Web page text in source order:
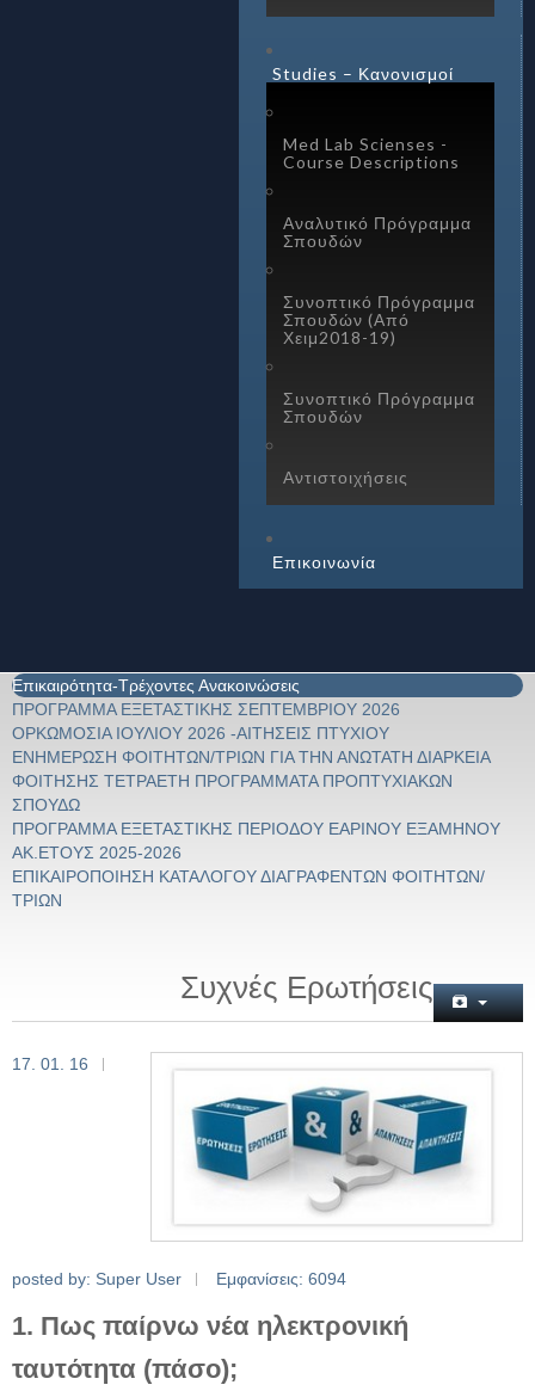
Studies – Κανονισμοί
Med Lab Scienses -
Course Descriptions
Αναλυτικό Πρόγραμμα
Σπουδών
Συνοπτικό Πρόγραμμα
Σπουδών (Από
Χειμ2018-19)
Συνοπτικό Πρόγραμμα
Σπουδών
Αντιστοιχήσεις
Επικοινωνία
Επικαιρότητα-Τρέχοντες Ανακοινώσεις
ΠΡΟΓΡΑΜΜΑ ΕΞΕΤΑΣΤΙΚΗΣ ΣΕΠΤΕΜΒΡΙΟΥ 2026
ΟΡΚΩΜΟΣΙΑ ΙΟΥΛΙΟΥ 2026 -ΑΙΤΗΣΕΙΣ ΠΤΥΧΙΟΥ
ΕΝΗΜΕΡΩΣΗ ΦΟΙΤΗΤΩΝ/ΤΡΙΩΝ ΓΙΑ ΤΗΝ ΑΝΩΤΑΤΗ ΔΙΑΡΚΕΙΑ
ΦΟΙΤΗΣΗΣ ΤΕΤΡΑΕΤΗ ΠΡΟΓΡΑΜΜΑΤΑ ΠΡΟΠΤΥΧΙΑΚΩΝ
ΣΠΟΥΔΩ
ΠΡΟΓΡΑΜΜΑ ΕΞΕΤΑΣΤΙΚΗΣ ΠΕΡΙΟΔΟΥ ΕΑΡΙΝΟΥ ΕΞΑΜΗΝΟΥ
ΑΚ.ΕΤΟΥΣ 2025-2026
ΕΠΙΚΑΙΡΟΠΟΙΗΣΗ ΚΑΤΑΛΟΓΟΥ ΔΙΑΓΡΑΦΕΝΤΩΝ ΦΟΙΤΗΤΩΝ/
ΤΡΙΩΝ
Συχνές Ερωτήσεις
17. 01. 16
posted by: Super User Εμφανίσεις: 6094
1. Πως παίρνω νέα ηλεκτρονική
ταυτότητα (πάσο);